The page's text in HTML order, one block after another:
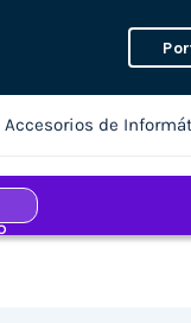
Accesorios de